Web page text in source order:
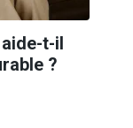
t-il
?